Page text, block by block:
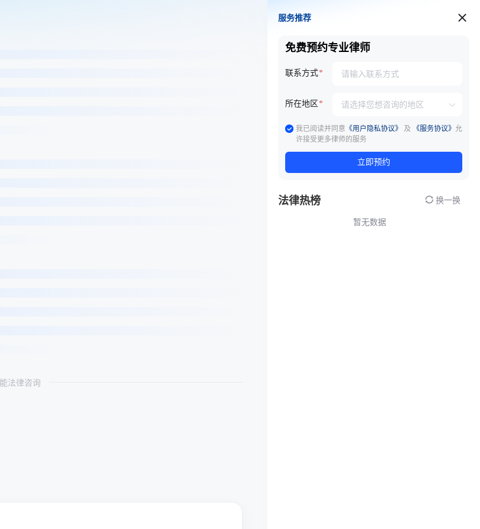
法律咨询
服务推荐
服务推荐
免费预约专业律师
联系方式
所在地区
我已阅读并同意 《用户隐私协议》 及 《服务协议》 允
许接受更多律师的服务
立即预约
法律热榜 换一换
暂无数据